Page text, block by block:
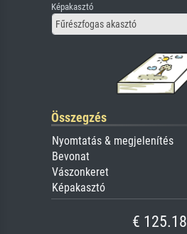
Képakasztó
Fűrészfogas akasztó
Összegzés
Nyomtatás & megjelenítés
Bevonat
Vászonkeret
Képakasztó
€ 125.18